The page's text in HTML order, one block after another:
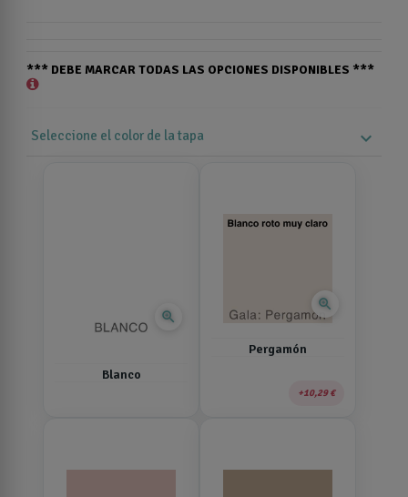
*** DEBE MARCAR TODAS LAS OPCIONES DISPONIBLES ***
Seleccione el color de la tapa expand_more
zoom_in
Blanco
zoom_in
Pergamón
10,29 €